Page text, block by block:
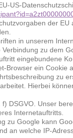
US-
der EU
in unserem
zu dem
eingebundene
Browser ein Cookie
zu
Hierbei
DSGVO. Unser
Internetauftritts.
zu Google kann
an welche IP-